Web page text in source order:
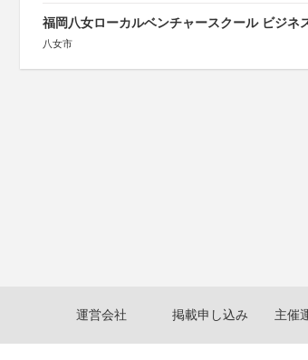
福岡八女ローカルベンチャースクール ビジネ
八女市
運営会社 掲載申し込み 主催